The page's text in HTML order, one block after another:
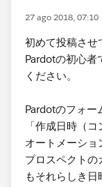
27 ago 2018, 07:10
初めて投稿させ
Pardotの初心者
ください。
Pardotのフォー
「作成日時（
オートメーショ
プロスペクトの
もそれらしき日